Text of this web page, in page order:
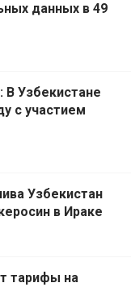
данных в 49
В Узбекистане
с участием
Узбекистан
в Ираке
тарифы на